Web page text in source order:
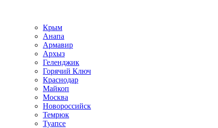
Крым
Анапа
Армавир
Архыз
Геленджик
Горячий Ключ
Краснодар
Майкоп
Москва
Новороссийск
Темрюк
Туапсе